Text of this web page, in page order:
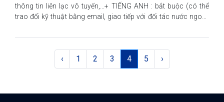
thông tin liên lạc vô tuyến,...+ TIẾNG ANH : bắt buộc (có thể
trao đổi kỹ thuật bằng email, giao tiếp với đối tác nước ngoài,
thuật khi tổ chức hội thảo)CHÚ Ý : đây là yêu cầu bắt buộc, do
đó các ứng viên cân nhắc trước khi nộp hồ sơ Nhiệm vụ:+ Tư
vấn giải pháp kỹ thuật đáp ứng nhu cầu của khách hàng+ Liên
lạc với các đối tác (nhà máy, công ty, đại lý,...) về các sản
‹ 1 2 3 4 5 ›